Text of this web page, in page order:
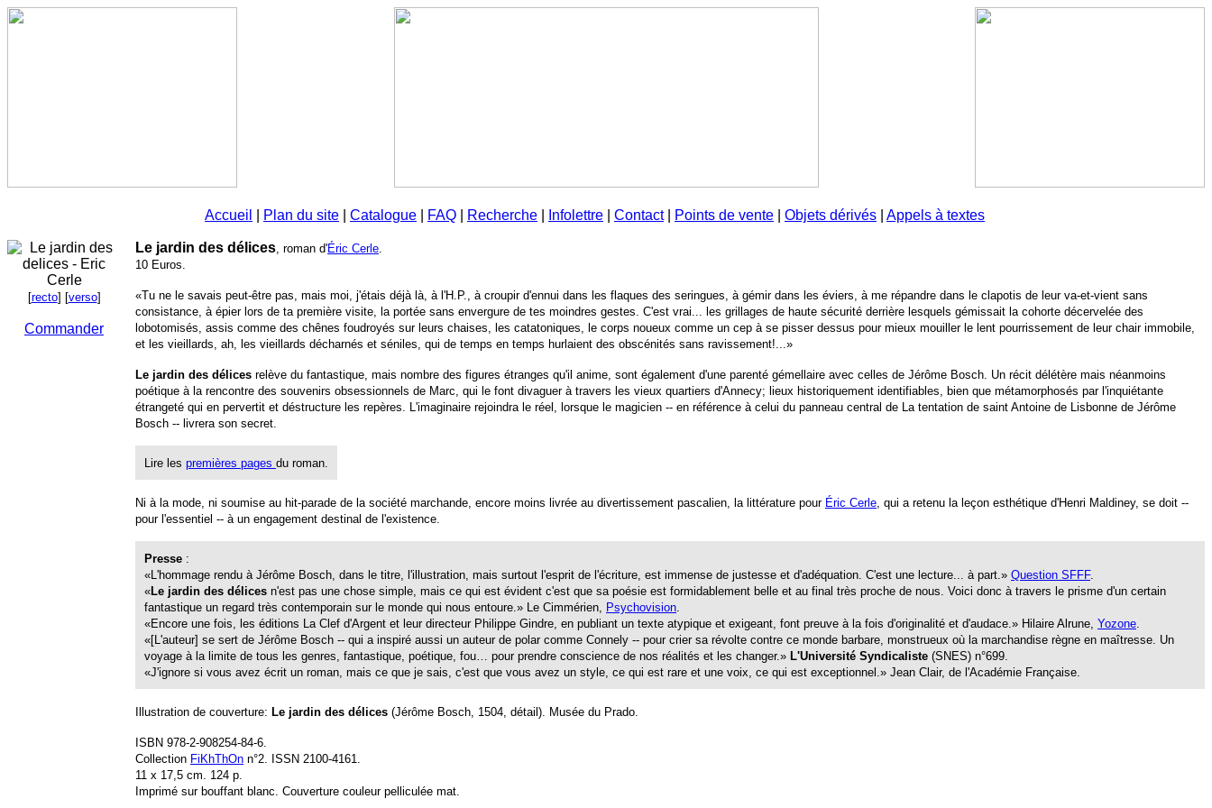
Accueil Plan du site Catalogue FAQ Recherche Infolettre Contact| Points de vente Objets dérivés Appels à textes
[recto] [verso]
Commander
Le jardin des délices, roman d'Éric Cerle.
10 Euros.
«Tu ne le savais peut-être pas, mais moi, j'étais déjà là, à l'H.P., à croupir d'ennui dans les flaques des seringues, à gémir dans les éviers, à me répandre dans le clapotis de leur va-et-vient sans
consistance, à épier lors de ta première visite, la portée sans envergure de tes moindres gestes. C'est vrai... les grillages de haute sécurité derrière lesquels gémissait la cohorte décervelée des
lobotomisés, assis comme des chênes foudroyés sur leurs chaises, les catatoniques, le corps noueux comme un cep à se pisser dessus pour mieux mouiller le lent pourrissement de leur chair immobile,
et les vieillards, ah, les vieillards décharnés et séniles, qui de temps en temps hurlaient des obscénités sans ravissement!...»
Le jardin des délices relève du fantastique, mais nombre des figures étranges qu'il anime, sont également d'une parenté gémellaire avec celles de Jérôme Bosch. Un récit délétère mais néanmoins
poétique à la rencontre des souvenirs obsessionnels de Marc, qui le font divaguer à travers les vieux quartiers d'Annecy; lieux historiquement identifiables, bien que métamorphosés par l'inquiétante
étrangeté qui en pervertit et déstructure les repères. L'imaginaire rejoindra le réel, lorsque le magicien -- en référence à celui du panneau central de La tentation de saint Antoine de Lisbonne de Jérôme
Bosch -- livrera son secret.
Lire les premières pages du roman.
Ni à la mode, ni soumise au hit-parade de la société marchande, encore moins livrée au divertissement pascalien, la littérature pour Éric Cerle, qui a retenu la leçon esthétique d'Henri Maldiney, se doit --
pour l'essentiel -- à un engagement destinal de l'existence.
Presse :
«L'hommage rendu à Jérôme Bosch, dans le titre, l'illustration, mais surtout l'esprit de l'écriture, est immense de justesse et d'adéquation. C'est une lecture... à part.» Question SFFF.
«Le jardin des délices n'est pas une chose simple, mais ce qui est évident c'est que sa poésie est formidablement belle et au final très proche de nous. Voici donc à travers le prisme d'un certain
fantastique un regard très contemporain sur le monde qui nous entoure.» Le Cimmérien, Psychovision.
«Encore une fois, les éditions La Clef d'Argent et leur directeur Philippe Gindre, en publiant un texte atypique et exigeant, font preuve à la fois d'originalité et d'audace.» Hilaire Alrune, Yozone.
«[L'auteur] se sert de Jérôme Bosch -- qui a inspiré aussi un auteur de polar comme Connely -- pour crier sa révolte contre ce monde barbare, monstrueux où la marchandise règne en maîtresse. Un
voyage à la limite de tous les genres, fantastique, poétique, fou… pour prendre conscience de nos réalités et les changer.» L'Université Syndicaliste (SNES) n°699.
«J'ignore si vous avez écrit un roman, mais ce que je sais, c'est que vous avez un style, ce qui est rare et une voix, ce qui est exceptionnel.» Jean Clair, de l'Académie Française.
Illustration de couverture: Le jardin des délices (Jérôme Bosch, 1504, détail). Musée du Prado.
ISBN 978-2-908254-84-6.
Collection FiKhThOn n°2. ISSN 2100-4161.
11 x 17,5 cm. 124 p.
Imprimé sur bouffant blanc. Couverture couleur pelliculée mat.